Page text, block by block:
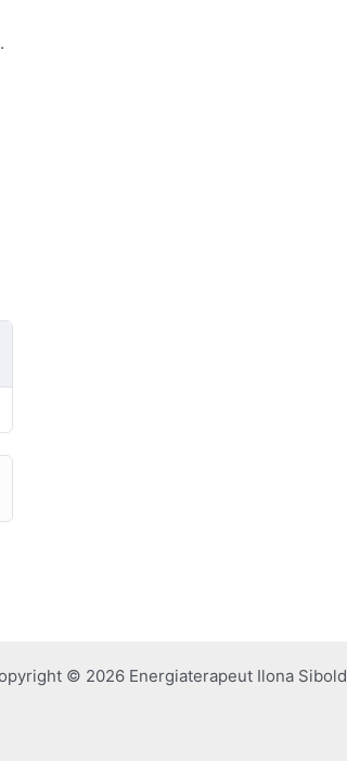
© 2026 Energiaterapeut Ilona Sibold